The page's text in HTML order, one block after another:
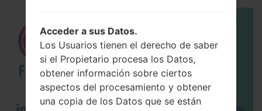
Acceder a sus Datos.
Los Usuarios tienen el derecho de saber
si el Propietario procesa los Datos,
obtener información sobre ciertos
aspectos del procesamiento y obtener
una copia de los Datos que se están